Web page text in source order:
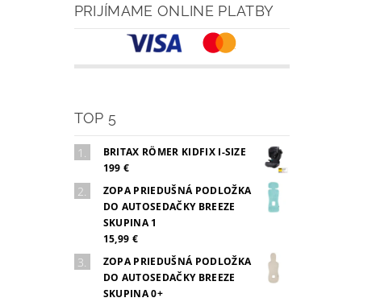
PRIJÍMAME ONLINE PLATBY
TOP 5
BRITAX RÖMER KIDFIX I-SIZE
199 €
ZOPA PRIEDUŠNÁ PODLOŽKA
DO AUTOSEDAČKY BREEZE
SKUPINA 1
15,99 €
ZOPA PRIEDUŠNÁ PODLOŽKA
DO AUTOSEDAČKY BREEZE
SKUPINA 0+